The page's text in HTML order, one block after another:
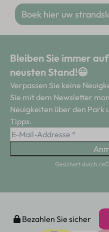
Boek hier uw
Bleiben Sie immer
neusten Stand!😀
Verpassen Sie keine
Sie mit dem Newsletter
Neuigkeiten über den Park
Tipps.
Gesichert durch
Bezahlen Sie sicher